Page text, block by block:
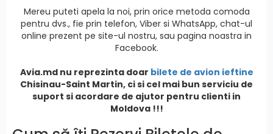
Mereu puteti apela la noi, prin orice metoda comoda
pentru dvs., fie prin telefon, Viber si WhatsApp, chat-ul
online prezent pe site-ul nostru, sau pagina noastra in
Facebook.
Avia.md nu reprezinta doar bilete de avion ieftine
Chisinau-Saint Martin, ci si cel mai bun serviciu de
suport si acordare de ajutor pentru clienti in
Moldova !!!